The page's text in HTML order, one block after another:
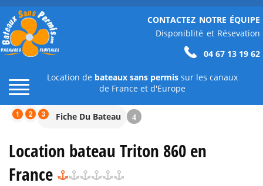
CONTACTEZ NOTRE ÉQUIPE
Disponiblité et Résevation
04 67 13 19 62
Location de bateaux sans permis sur les canaux
de France et d'Europe
Fiche Du Bateau 4
Location bateau Triton 860 en
France